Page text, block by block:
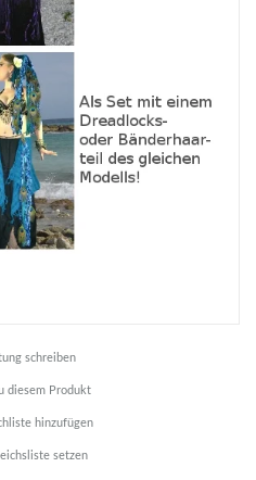
schreiben
diesem Produkt
hinzufügen
setzen